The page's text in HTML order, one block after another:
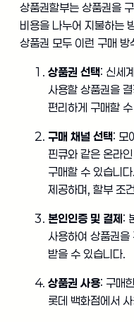
상품권할부는 상품권을
비용을 나누어 지불하는
상품권 모두 이런 구매
상품권 선택: 신세
사용할 상품권을
편리하게 구매할
구매 채널 선택: 모
핀큐와 같은 온라
구매할 수 있습니
제공하며, 할부 조
본인인증 및 결제:
사용하여 상품권
받을 수 있습니다.
상품권 사용: 구매
롯데 백화점에서